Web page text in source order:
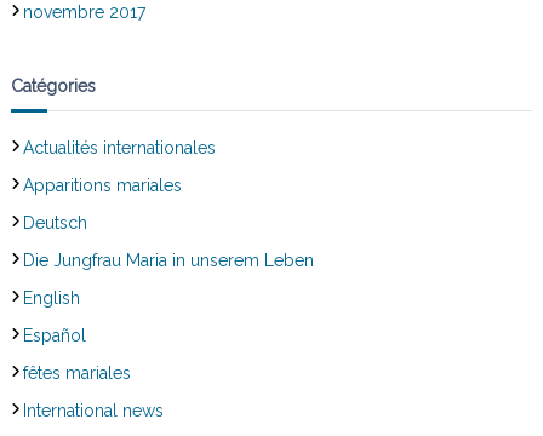
novembre 2017
Catégories
Actualités internationales
Apparitions mariales
Deutsch
Die Jungfrau Maria in unserem Leben
English
Español
fêtes mariales
International news